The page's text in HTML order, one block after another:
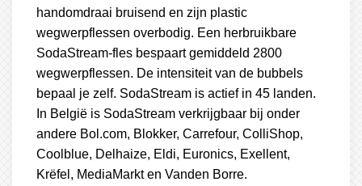
handomdraai bruisend en zijn plastic
wegwerpflessen overbodig. Een herbruikbare
SodaStream-fles bespaart gemiddeld 2800
wegwerpflessen. De intensiteit van de bubbels
bepaal je zelf. SodaStream is actief in 45 landen.
In België is SodaStream verkrijgbaar bij onder
andere Bol.com, Blokker, Carrefour, ColliShop,
Coolblue, Delhaize, Eldi, Euronics, Exellent,
Krëfel, MediaMarkt en Vanden Borre.